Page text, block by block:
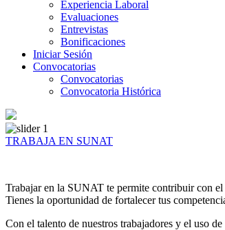
Experiencia Laboral
Evaluaciones
Entrevistas
Bonificaciones
Iniciar Sesión
Convocatorias
Convocatorias
Convocatoria Histórica
TRABAJA EN SUNAT
Trabajar en la SUNAT te permite contribuir con el
Tienes la oportunidad de fortalecer tus
Con el talento de nuestros trabajadores y el uso